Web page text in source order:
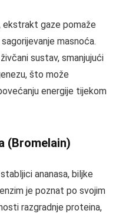
ekstrakt gaze pomaže
masnoća.
sustav, smanjujući
što može
energije tijekom
(Bromelain)
ananasa, biljke
je poznat po svojim
razgradnje proteina,